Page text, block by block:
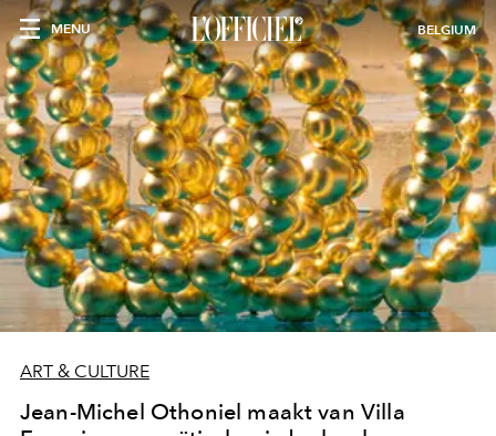
MENU BELGIUM
ART & CULTURE
Jean-Michel Othoniel maakt van Villa